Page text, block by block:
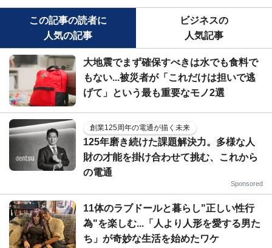
この記事の読者に
人気の記事
ビジネスの
人気記事
大地震でまず確保すべきは水でも食料で
もない...被災者が「これだけは担いで逃
げて」という最も重要なモノ2選
創業125周年の電通が描く未来
125年磨き続けた課題解決力。多様な人
財の才能を掛け合わせて挑む、これから
の電通
Sponsored
11体のラブドールと暮らし"正しい性行
為"を楽しむ...「人より人形を愛する男た
ち」が奇妙な生活を始めたワケ